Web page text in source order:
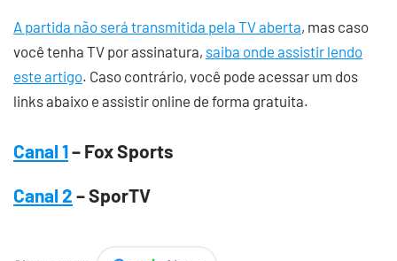
A partida não será transmitida pela TV aberta, mas caso
você tenha TV por assinatura, saiba onde assistir lendo
este artigo. Caso contrário, você pode acessar um dos
links abaixo e assistir online de forma gratuita.
Canal 1– Fox Sports
Canal 2 – SporTV